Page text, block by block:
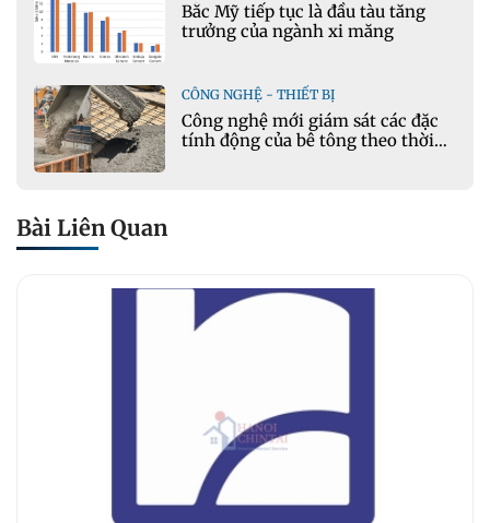
Bắc Mỹ tiếp tục là đầu tàu tăng
trưởng của ngành xi măng
CÔNG NGHỆ - THIẾT BỊ
Công nghệ mới giám sát các đặc
tính động của bê tông theo thời
Bài Liên Quan